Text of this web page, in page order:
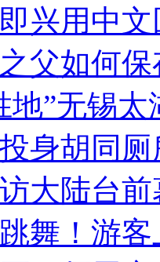
兴用中
父如何
地”无锡
身胡同
大陆台
舞！游客